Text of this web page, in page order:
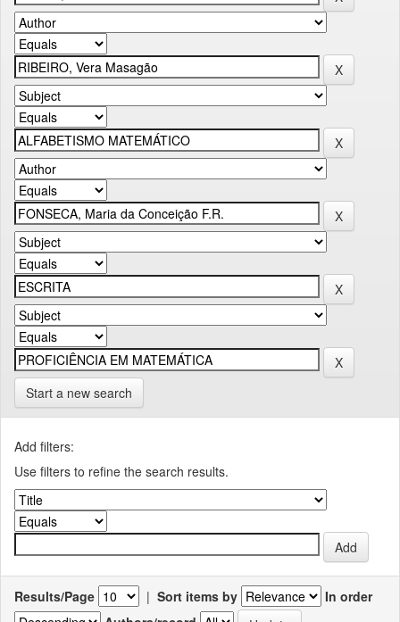
Start a new search
Add filters:
Use filters to refine the search results.
Results/Page | Sort items by
In order